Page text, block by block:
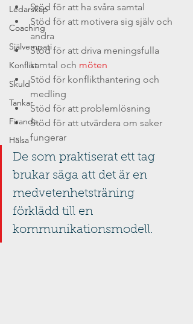
Ledarskap
Coaching
Självempati
Konflikt
Skuld
Tankar
Firande
Hälsa
Stöd för att ha svåra samtal
Stöd för att motivera sig själv och
andra
Stöd för att driva meningsfulla
samtal och möten
Stöd för konflikthantering och
medling
Stöd för att problemlösning
Stöd för att utvärdera om saker
fungerar
De som praktiserat ett tag
brukar säga att det är en
medvetenhetsträning
förklädd till en
kommunikationsmodell.